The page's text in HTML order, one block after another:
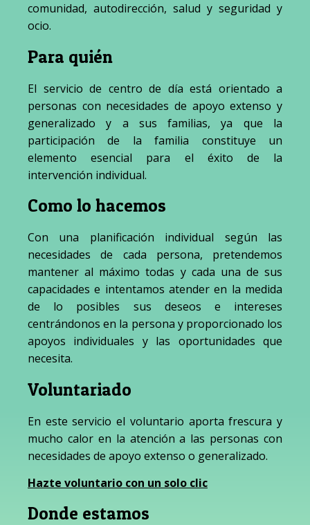
comunidad, autodirección, salud y seguridad y
ocio.
Para quién
El servicio de centro de día está orientado a
personas con necesidades de apoyo extenso y
generalizado y a sus familias, ya que la
participación de la familia constituye un
elemento esencial para el éxito de la
intervención individual.
Como lo hacemos
Con una planificación individual según las
necesidades de cada persona, pretendemos
mantener al máximo todas y cada una de sus
capacidades e intentamos atender en la medida
de lo posibles sus deseos e intereses
centrándonos en la persona y proporcionado los
apoyos individuales y las oportunidades que
necesita.
Voluntariado
En este servicio el voluntario aporta frescura y
mucho calor en la atención a las personas con
necesidades de apoyo extenso o generalizado.
Hazte voluntario con un solo clic
Donde estamos